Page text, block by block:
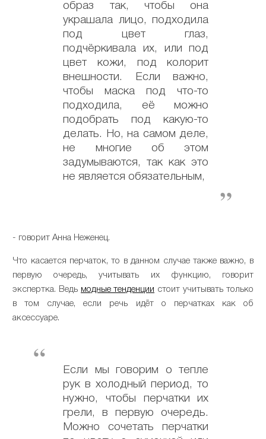
образ так, чтобы она
украшала лицо, подходила
под цвет глаз,
подчёркивала их, или под
цвет кожи, под колорит
внешности. Если важно,
чтобы маска под что-то
подходила, её можно
подобрать под какую-то
делать. Но, на самом деле,
не многие об этом
задумываются, так как это
не является обязательным,
- говорит Анна Неженец.
Что касается перчаток, то в данном случае также важно, в
первую очередь, учитывать их функцию, говорит
экспертка. Ведь модные тенденции стоит учитывать только
в том случае, если речь идёт о перчатках как об
аксессуаре.
Если мы говорим о тепле
рук в холодный период, то
нужно, чтобы перчатки их
грели, в первую очередь.
Можно сочетать перчатки